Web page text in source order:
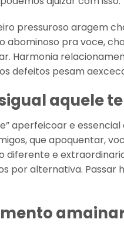
pressuroso aragem
abominoso pra voce,
Harmonia
defeitos pesam
aquele
aperfeicoar e
que apoquentar,
diferente e
por alternativa. Passar